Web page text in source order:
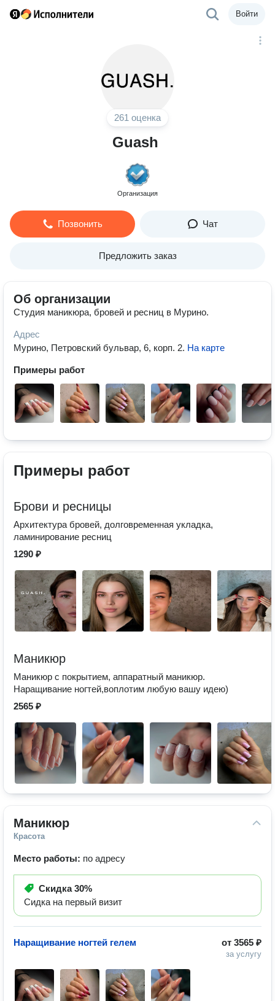
Войти
261 оценка
Guash
Организация
Позвонить Чат
Предложить заказ
Об организации
Студия маникюра, бровей и ресниц в Мурино.
Адрес
Мурино, Петровский бульвар, 6, корп. 2. На карте
Примеры работ
Примеры работ
Брови и ресницы
Архитектура бровей, долговременная укладка,
ламинирование ресниц
1290 ₽
Маникюр
Маникюр с покрытием, аппаратный маникюр.
Наращивание ногтей,воплотим любую вашу идею)
2565 ₽
Маникюр
Красота
Место работы: по адресу
Скидка30%
Сидка на первый визит
от 3565 ₽
за услугу
Наращивание ногтей гелем